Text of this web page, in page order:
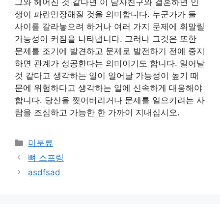
생이 파란만장해질 것을 의미합니다. 누군가가 둘
사이를 갈라놓으려 하거나 여러 가지 문제에 휘말릴
가능성이 커짐을 나타냅니다. 그러나 그것은 또한
문제를 조기에 발견하고 문제로 발전하기 전에 중지
하면 관계가 성공한다는 의미이기도 합니다. 일어날
것 같다고 생각하는 일이 일어날 가능성이 높기 때
문에 위험하다고 생각하는 일에 신속하게 대응해야
합니다. 당신을 찢어버리거나 문제를 일으키려는 사
람을 조심하고 가능한 한 가까이 지내십시오.
Categories
미분류
뼈 스프링
asdfsad